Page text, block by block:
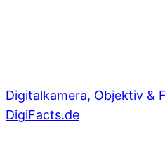
Digitalkamera, Objektiv &
DigiFacts.de